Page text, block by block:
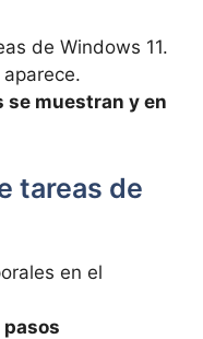
de Windows 11.
se muestran y en
⁤tareas de
en⁤ el